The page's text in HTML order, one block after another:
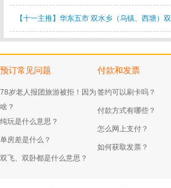
【十一主推】华东五市 双水乡（乌镇、西塘）双
预订常见问题
78岁老人报团旅游被拒！因为
啥？
纯玩是什么意思？
单房差是什么？
双飞、双卧都是什么意思？
付款和发票
签约可以刷卡吗？
付款方式有哪些？
怎么网上支付？
如何获取发票？